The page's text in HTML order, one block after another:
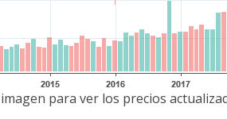
para ver los precios